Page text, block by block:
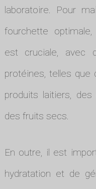
laboratoire. Pour
fourchette
est cruciale, avec
protéines, telles que
produits laitiers,
des fruits secs.
En outre, il est
hydratation et de